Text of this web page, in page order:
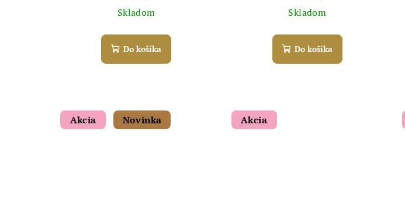
Skladom
Do košíka
Skladom
Do košíka
Akcia Novinka Akcia